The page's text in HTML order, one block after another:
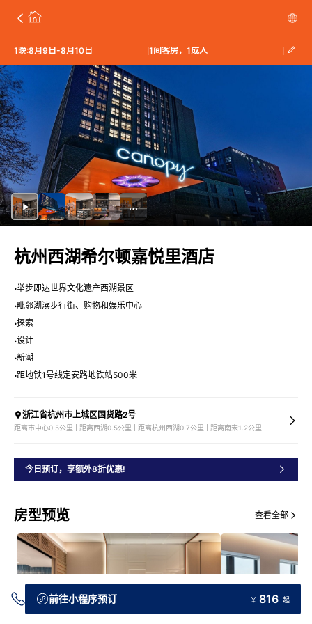
1晚:8月9日-8月10日 1间客房，1成人
杭州西湖希尔顿嘉悦里酒店
举步即达世界文化遗产西湖景区
毗邻湖滨步行街、购物和娱乐中心
探索
设计
新潮
距地铁1号线定安路地铁站500米
浙江省杭州市上城区国货路2号
距离市中心0.5公里 | 距离西湖0.5公里 | 距离杭州西湖0.7公里 | 距离南宋1.2公里
今日预订，享额外8折优惠!
房型预览 查看全部
前往小程序预订 ￥ 816 起